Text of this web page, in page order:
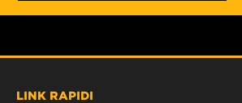
LINK RAPIDI